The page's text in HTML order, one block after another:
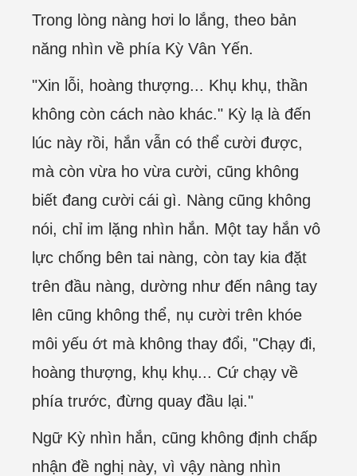
Trong lòng nàng hơi lo lắng, theo bản
năng nhìn về phía Kỳ Vân Yến.
"Xin lỗi, hoàng thượng... Khụ khụ, thần
không còn cách nào khác." Kỳ lạ là đến
lúc này rồi, hắn vẫn có thể cười được,
mà còn vừa ho vừa cười, cũng không
biết đang cười cái gì. Nàng cũng không
nói, chỉ im lặng nhìn hắn. Một tay hắn vô
lực chống bên tai nàng, còn tay kia đặt
trên đầu nàng, dường như đến nâng tay
lên cũng không thể, nụ cười trên khóe
môi yếu ớt mà không thay đổi, "Chạy đi,
hoàng thượng, khụ khụ... Cứ chạy về
phía trước, đừng quay đầu lại."
Ngữ Kỳ nhìn hắn, cũng không định chấp
nhận đề nghị này, vì vậy nàng nhìn